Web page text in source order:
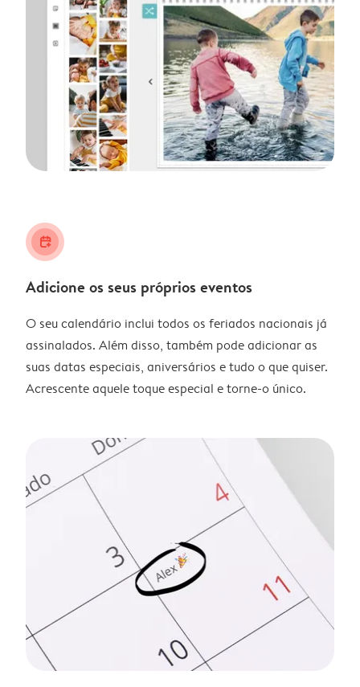
calendar_plus
Adicione os seus próprios eventos
O seu calendário inclui todos os feriados nacionais já
assinalados. Além disso, também pode adicionar as
suas datas especiais, aniversários e tudo o que quiser.
Acrescente aquele toque especial e torne-o único.